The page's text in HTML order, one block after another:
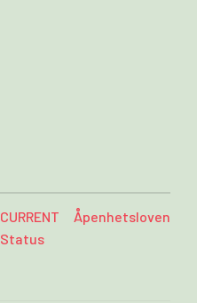
CURRENT
Status
Åpenhetsloven